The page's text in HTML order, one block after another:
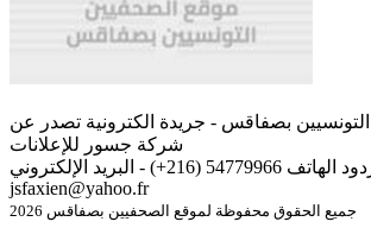
بصفاقس - جريدة الكترونية تصدر عن
شركة جسور للإعلانات
للإتصال أو نشر الردود الهاتف 54779966 (216+) - البريد الإلكتروني
jsfaxien@yahoo.fr
جميع الحقوق محفوظة لموقع الصحفيين بصفاقس 2026